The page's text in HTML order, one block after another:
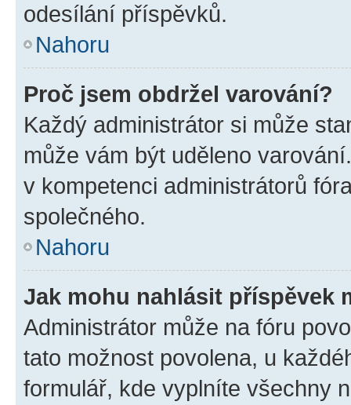
odesílání příspěvků.
Nahoru
Proč jsem obdržel varování?
Každý administrátor si může
může vám být uděleno
v kompetenci administrátorů
společného.
Nahoru
Jak mohu nahlásit příspěvek
Administrátor může na fóru
tato možnost povolena, u
formulář, kde vyplníte všechny